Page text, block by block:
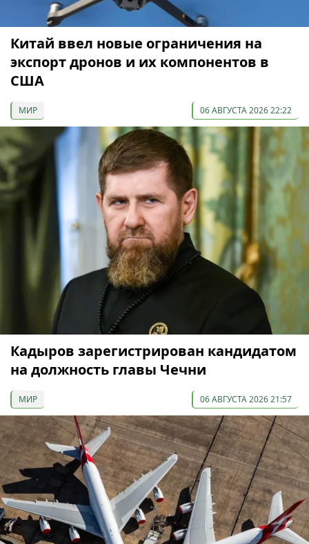
Китай ввел новые ограничения на
экспорт дронов и их компонентов в
США
МИР 06 АВГУСТА 2026 22:22
Кадыров зарегистрирован кандидатом
на должность главы Чечни
МИР 06 АВГУСТА 2026 21:57